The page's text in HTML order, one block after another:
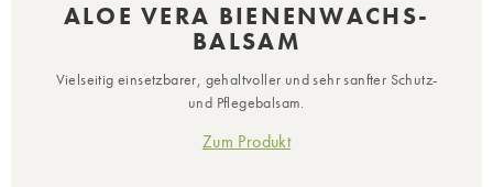
ALOE VERA BIENENWACHS-
BALSAM
Vielseitig einsetzbarer, gehaltvoller und sehr sanfter Schutz-
und Pflegebalsam.
Zum Produkt